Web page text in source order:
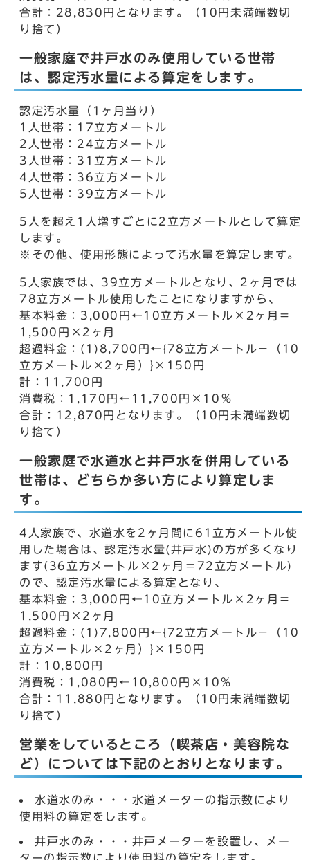
合計：28,830円となります。（10円未満端数切
り捨て）
一般家庭で井戸水のみ使用している世帯
は、認定汚水量による算定をします。
認定汚水量（1ヶ月当り）
1人世帯：17立方メートル
2人世帯：24立方メートル
3人世帯：31立方メートル
4人世帯：36立方メートル
5人世帯：39立方メートル
5人を超え1人増すごとに2立方メートルとして算定
します。
※その他、使用形態によって汚水量を算定します。
5人家族では、39立方メートルとなり、2ヶ月では
78立方メートル使用したことになりますから、
基本料金：3,000円←10立方メートル×2ヶ月＝
1,500円×2ヶ月
超過料金：(1)8,700円←{78立方メートル－（10
立方メートル×2ヶ月）}×150円
計：11,700円
消費税：1,170円←11,700円×10％
合計：12,870円となります。（10円未満端数切
り捨て）
一般家庭で水道水と井戸水を併用している
世帯は、どちらか多い方により算定しま
す。
4人家族で、水道水を2ヶ月間に61立方メートル使
用した場合は、認定汚水量(井戸水)の方が多くなり
ます(36立方メートル×2ヶ月＝72立方メートル)
ので、認定汚水量による算定となり、
基本料金：3,000円←10立方メートル×2ヶ月＝
1,500円×2ヶ月
超過料金：(1)7,800円←{72立方メートル－（10
立方メートル×2ヶ月）}×150円
計：10,800円
消費税：1,080円←10,800円×10%
合計：11,880円となります。（10円未満端数切
り捨て）
営業をしているところ（喫茶店・美容院な
ど）については下記のとおりとなります。
水道水のみ・・・水道メーターの指示数により
使用料の算定をします。
井戸水のみ・・・井戸メーターを設置し、メー